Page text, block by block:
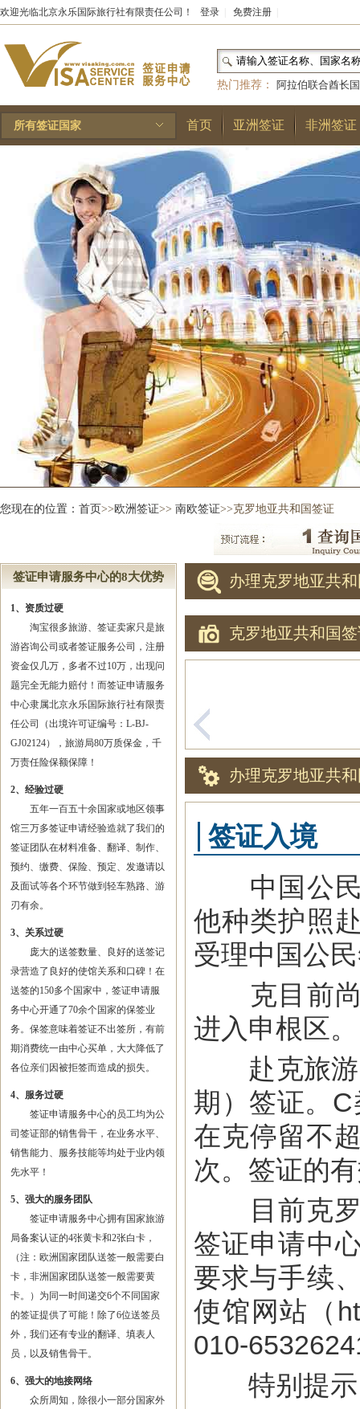
欢迎光临北京永乐国际旅行社有限责任公司！ 登录 免费注册
热门推荐：
阿拉伯联合酋长国
和国|布基纳法索|巴勒斯坦
林王国|安道尔公国|
所有签证国家 首页 亚洲签证 非洲签证
您现在的位置： 首页>>欧洲签证>> 南欧签证>>克罗地亚共和国签证
签证申请服务中心的8大优势
1、资质过硬
淘宝很多旅游、签证卖家只是旅
游咨询公司或者签证服务公司，注册
资金仅几万，多者不过10万，出现问
题完全无能力赔付！而签证申请服务
中心隶属北京永乐国际旅行社有限责
任公司（出境许可证编号：L-BJ-
GJ02124），旅游局80万质保金，千
万责任险保额保障！
2、经验过硬
五年一百五十余国家或地区领事
馆三万多签证申请经验造就了我们的
签证团队在材料准备、翻译、制作、
预约、缴费、保险、预定、发邀请以
及面试等各个环节做到轻车熟路、游
刃有余。
3、关系过硬
庞大的送签数量、良好的送签记
录营造了良好的使馆关系和口碑！在
送签的150多个国家中，签证申请服
务中心开通了70余个国家的保签业
务。保签意味着签证不出签所，有前
期消费统一由中心买单，大大降低了
各位亲们因被拒签而造成的损失。
4、服务过硬
签证申请服务中心的员工均为公
司签证部的销售骨干，在业务水平、
销售能力、服务技能等均处于业内领
先水平！
5、强大的服务团队
签证申请服务中心拥有国家旅游
局备案认证的4张黄卡和2张白卡，
（注：欧洲国家团队送签一般需要白
卡，非洲国家团队送签一般需要黄
卡。）为同一时间递交6个不同国家
的签证提供了可能！除了6位送签员
外，我们还有专业的翻译、填表人
员，以及销售骨干。
6、强大的地接网络
众所周知，除很小一部分国家外
办理克罗地亚共
克罗地亚共和国
办理克罗地亚共
签证入境
中国公民
他种类护照
受理中国公
克目前尚
进入申根区。
赴克旅游
期）签证。
在克停留不
次。签证的
目前克罗
签证申请中
要求与手续
使馆网站（
010-
特别提示